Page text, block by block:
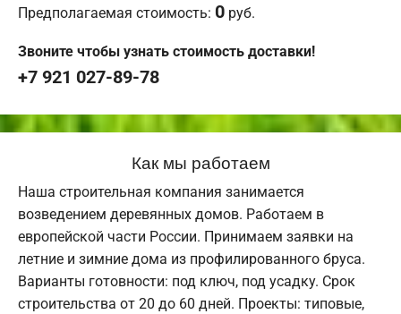
Предполагаемая стоимость: 0 руб.
Звоните чтобы узнать стоимость доставки!
+7 921 027-89-78
Как мы работаем
Наша строительная компания занимается
возведением деревянных домов. Работаем в
европейской части России. Принимаем заявки на
летние и зимние дома из профилированного бруса.
Варианты готовности: под ключ, под усадку. Срок
строительства от 20 до 60 дней. Проекты: типовые,